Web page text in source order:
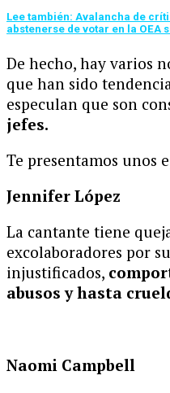
Lee también: Avalancha de
abstenerse de votar en la OEA
De hecho, hay varios
que han sido
especulan que son
jefes.
Te presentamos unos
Jennifer López
La cantante tiene
excolaboradores por
injustificados,
abusos y hasta
Naomi Campbell